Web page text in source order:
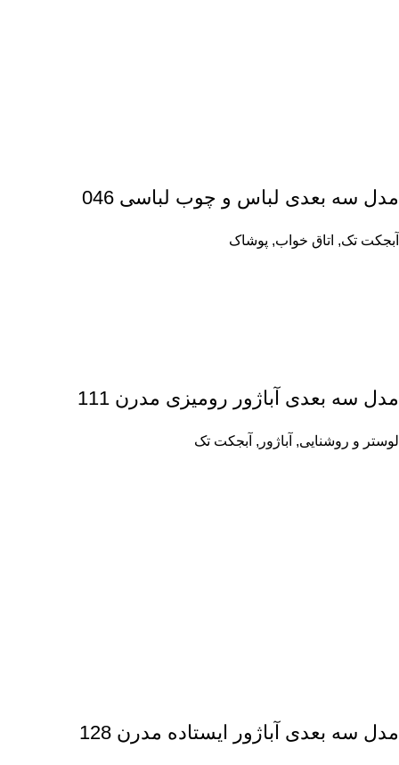
مدل سه بعدی لباس و چوب لباسی 046
آبجکت تک, اتاق خواب, پوشاک
مدل سه بعدی آباژور رومیزی مدرن 111
لوستر و روشنایی, آباژور , آبجکت تک
مدل سه بعدی آباژور ایستاده مدرن 128